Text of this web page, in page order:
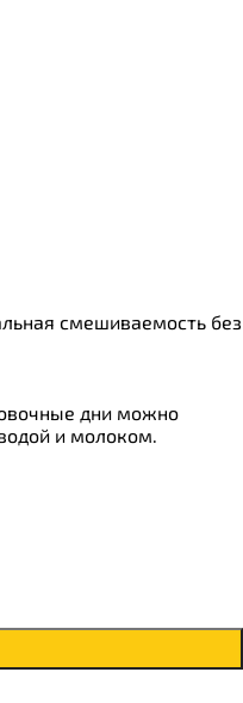
смешиваемость без
дни можно
и молоком.